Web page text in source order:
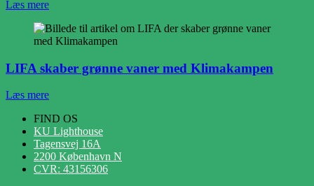
Læs mere
LIFA skaber grønne vaner med Klimakampen
Læs mere
FIND OS
KU Lighthouse
Tagensvej 16A
2200 København N
CVR: 43156306